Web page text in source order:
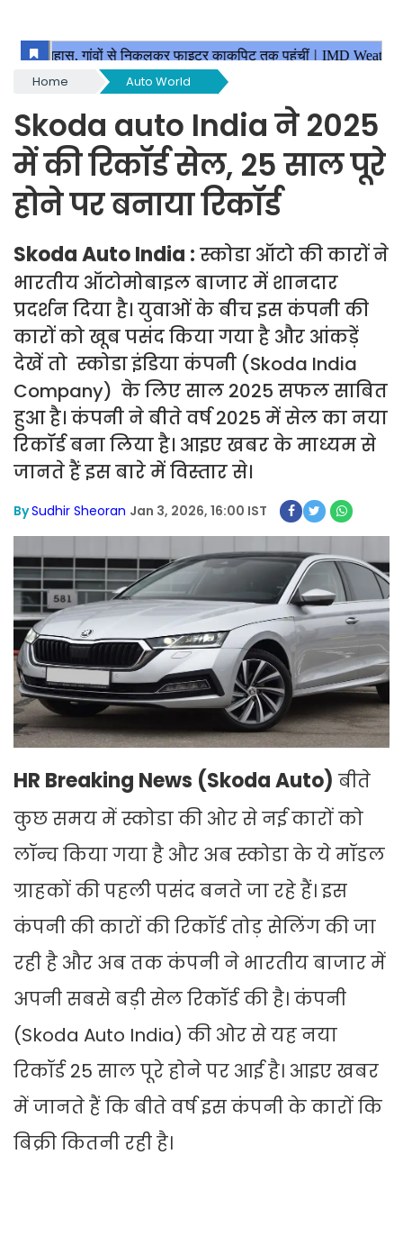
Home Auto World
Skoda auto India ने 2025
में की रिकॉर्ड सेल, 25 साल पूरे
होने पर बनाया रिकॉर्ड
Skoda Auto India : स्कोडा ऑटो की कारों ने
भारतीय ऑटोमोबाइल बाजार में शानदार
प्रदर्शन दिया है। युवाओं के बीच इस कंपनी की
कारों को खूब पसंद किया गया है और आंकड़ें
देखें तो स्कोडा इंडिया कंपनी (Skoda India
Company) के लिए साल 2025 सफल साबित
हुआ है। कंपनी ने बीते वर्ष 2025 में सेल का नया
रिकॉर्ड बना लिया है। आइए खबर के माध्यम से
जानते हैं इस बारे में विस्तार से।
BySudhir Sheoran Jan 3, 2026, 16:00 IST
HR Breaking News (Skoda Auto) बीते
कुछ समय में स्कोडा की ओर से नई कारों को
लॉन्च किया गया है और अब स्कोडा के ये मॉडल
ग्राहकों की पहली पसंद बनते जा रहे हैं। इस
कंपनी की कारों की रिकॉर्ड तोड़ सेलिंग की जा
रही है और अब तक कंपनी ने भारतीय बाजार में
अपनी सबसे बड़ी सेल रिकॉर्ड की है। कंपनी
(Skoda Auto India) की ओर से यह नया
रिकॉर्ड 25 साल पूरे होने पर आई है। आइए खबर
में जानते हैं कि बीते वर्ष इस कंपनी के कारों कि
बिक्री कितनी रही है।